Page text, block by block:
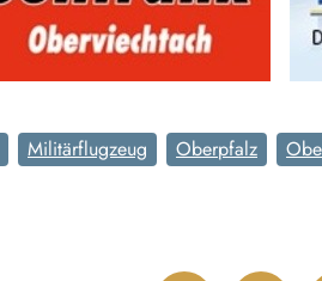
Militärflugzeug Oberpfalz